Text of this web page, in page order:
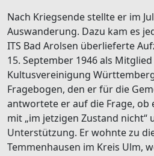
Nach Kriegsende stellte er im
Auswanderung. Dazu kam es
ITS Bad Arolsen überlieferte
15. September 1946 als
Kultusvereinigung
Fragebogen, den er für die
antwortete er auf die Frage, ob
mit „im jetzigen Zustand nicht“
Unterstützung. Er wohnte zu
Temmenhausen im Kreis Ulm,